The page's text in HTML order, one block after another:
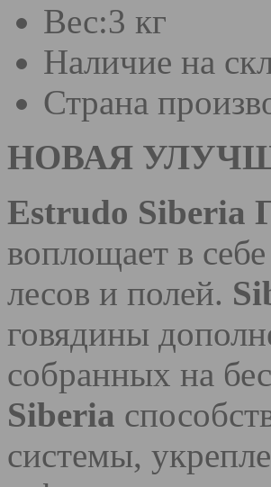
Вес:3 кг
Наличие на
Страна
НОВАЯ
Estrudo Siberia
воплощает в
лесов и полей.
говядины
собранных на
Siberia
системы,